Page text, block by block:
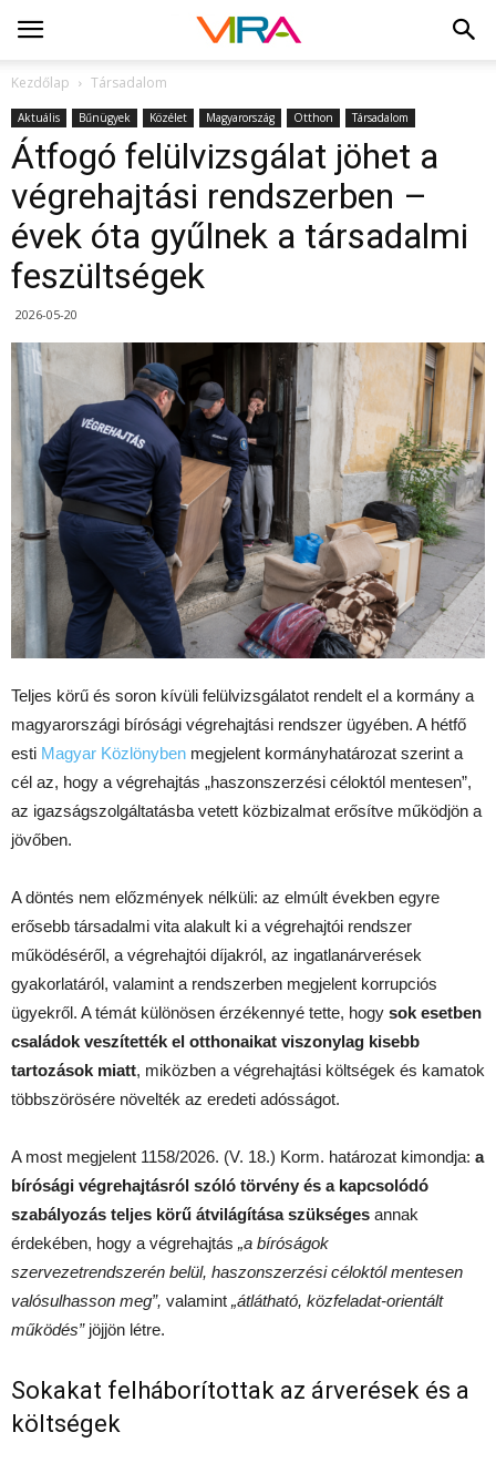
Kezdőlap Társadalom
Aktuális Bűnügyek Közélet Magyarország Otthon Társadalom
Átfogó felülvizsgálat jöhet a
végrehajtási rendszerben –
évek óta gyűlnek a társadalmi
feszültségek
2026-05-20
Teljes körű és soron kívüli felülvizsgálatot rendelt el a kormány a
magyarországi bírósági végrehajtási rendszer ügyében. A hétfő
esti Magyar Közlönyben megjelent kormányhatározat szerint a
cél az, hogy a végrehajtás „haszonszerzési céloktól mentesen”,
az igazságszolgáltatásba vetett közbizalmat erősítve működjön a
jövőben.
A döntés nem előzmények nélküli: az elmúlt években egyre
erősebb társadalmi vita alakult ki a végrehajtói rendszer
működéséről, a végrehajtói díjakról, az ingatlanárverések
gyakorlatáról, valamint a rendszerben megjelent korrupciós
ügyekről. A témát különösen érzékennyé tette, hogy sok esetben
családok veszítették el otthonaikat viszonylag kisebb
tartozások miatt, miközben a végrehajtási költségek és kamatok
többszörösére növelték az eredeti adósságot.
A most megjelent 1158/2026. (V. 18.) Korm. határozat kimondja: a
bírósági végrehajtásról szóló törvény és a kapcsolódó
szabályozás teljes körű átvilágítása szükséges annak
érdekében, hogy a végrehajtás „a bíróságok
szervezetrendszerén belül, haszonszerzési céloktól mentesen
valósulhasson meg”, valamint „átlátható, közfeladat-orientált
működés”jöjjön létre.
Sokakat felháborítottak az árverések és a
költségek